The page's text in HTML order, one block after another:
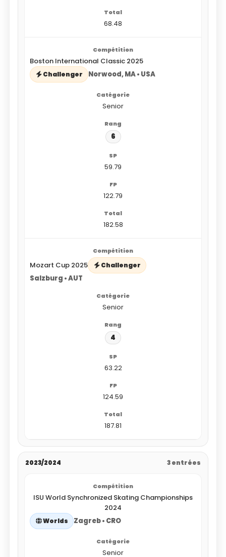
68.48
Boston International Classic 2025
Challenger Norwood, MA • USA
Senior
6
59.79
122.79
182.58
Mozart Cup 2025 Challenger
Salzburg • AUT
Senior
4
63.22
124.59
187.81
2023/2024 3 entrées
ISU World Synchronized Skating Championships
2024
Worlds Zagreb • CRO
Senior